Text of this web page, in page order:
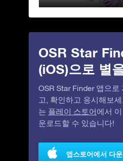
OSR Star
(iOS)으로 별
OSR Star Finder 앱으로
고, 확인하고 응시해보
는 플레이 스토어에서
운로드할 수 있습니다!
앱스토어에서 다